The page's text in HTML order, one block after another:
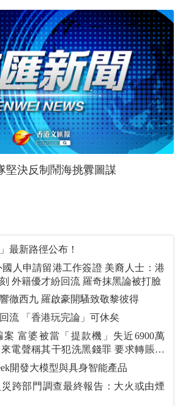
堅決反制鬧海挑釁圖謀
最新路徑公布！
請留港工作簽證 美裔人士：港
迎鳳凰涅槃時刻 外籍優才紛回流 羅奇抹黑論被打臉
《浪子心聲》響徹西九 羅啟豪開騷致敬黎彼得
外籍專才踴躍回流 「香港玩完論」可休矣
6900萬
聲稱其干犯洗黑錢罪 要求轉賬到
證金」
開發大模型與具身智能產品
跨部門調查最終報告：大火或由煙